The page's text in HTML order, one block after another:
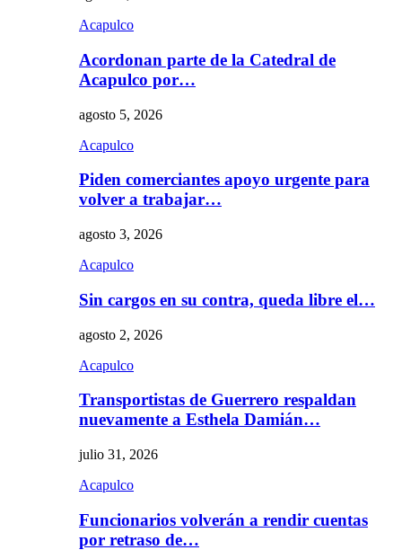
Acapulco
Acordonan parte de la Catedral de
Acapulco por…
agosto 5, 2026
Acapulco
Piden comerciantes apoyo urgente para
volver a trabajar…
agosto 3, 2026
Acapulco
Sin cargos en su contra, queda libre el…
agosto 2, 2026
Acapulco
Transportistas de Guerrero respaldan
nuevamente a Esthela Damián…
julio 31, 2026
Acapulco
Funcionarios volverán a rendir cuentas
por retraso de…